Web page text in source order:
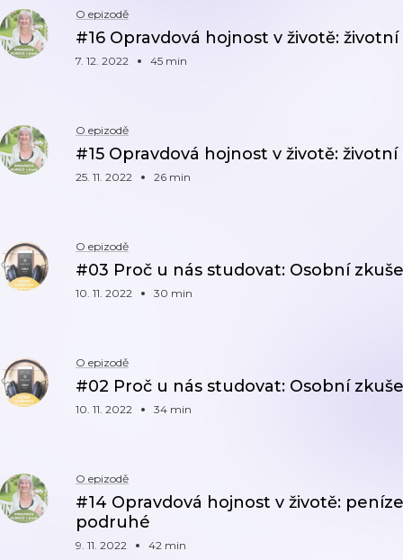
O epizodě
#16 Opravdová hojnost v životě:
7. 12. 2022 45 min
O epizodě
#15 Opravdová hojnost v životě:
25. 11. 2022 26 min
O epizodě
#03 Proč u nás studovat: Osobní
10. 11. 2022 30 min
O epizodě
#02 Proč u nás studovat: Osobní
10. 11. 2022 34 min
O epizodě
#14 Opravdová hojnost v životě:
podruhé
9. 11. 2022 42 min